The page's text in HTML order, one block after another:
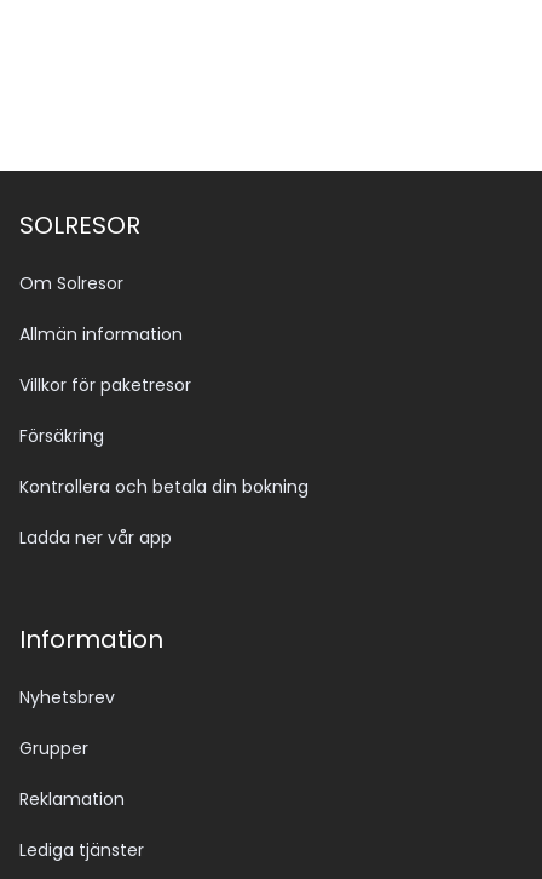
SOLRESOR
Om Solresor
Allmän information
Villkor för paketresor
Försäkring
Kontrollera och betala din bokning
Ladda ner vår app
Information
Nyhetsbrev
Grupper
Reklamation
Lediga tjänster